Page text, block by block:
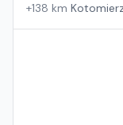
+138 km